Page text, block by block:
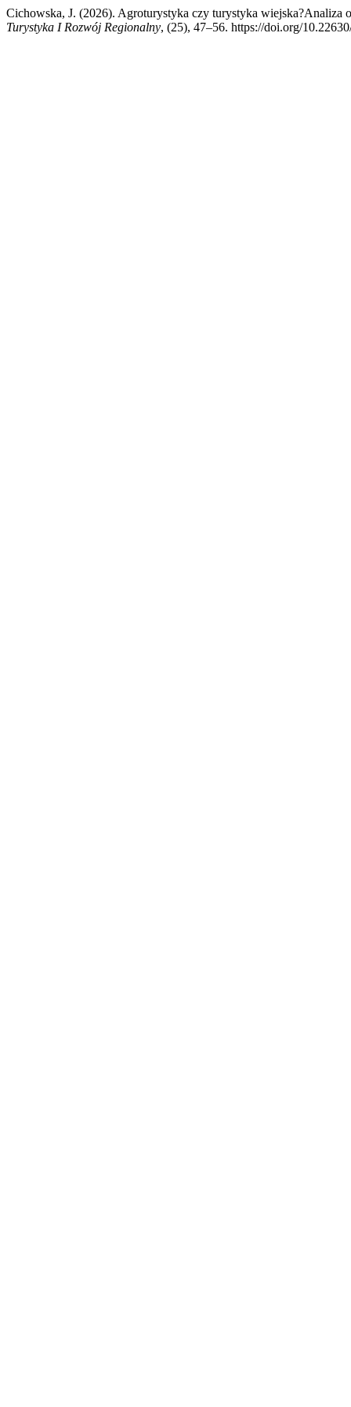
Cichowska, J. (2026). Agroturystyka czy turystyka
Turystyka I Rozwój Regionalny, (25), 47–56. https://doi.org/